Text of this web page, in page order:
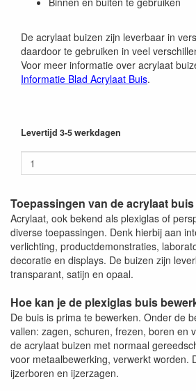
De acrylaat buizen zijn leverbaar in
daardoor te gebruiken in veel
Voor meer informatie over acrylaat
Informatie Blad Acrylaat Buis.
Levertijd 3-5 werkdagen
Toepassingen van de acrylaat buis
Acrylaat, ook bekend als plexiglas of
diverse toepassingen. Denk hierbij aan
verlichting, productdemonstraties,
decoratie en displays. De buizen zijn
transparant, satijn en opaal.
Hoe kan je de plexiglas buis
De buis is prima te bewerken. Onder de
vallen: zagen, schuren, frezen, boren en
de acrylaat buizen met normaal
voor metaalbewerking, verwerkt worden.
ijzerboren en ijzerzagen.